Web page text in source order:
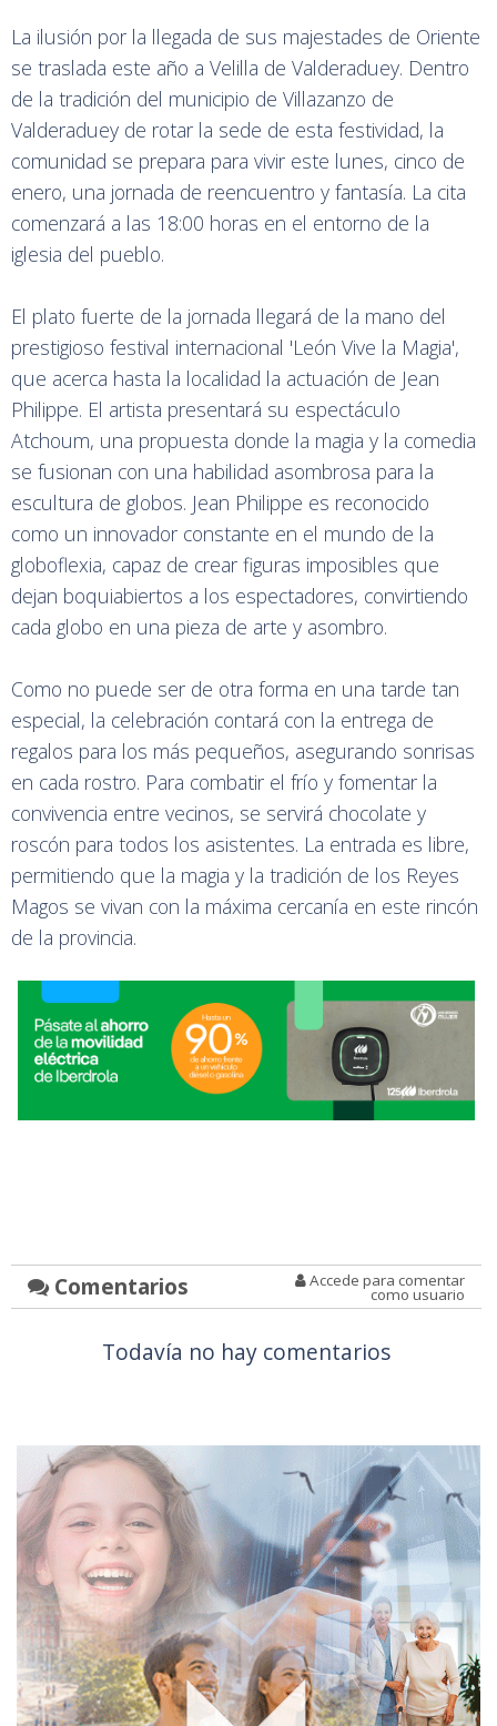
La ilusión por la llegada de sus majestades de Oriente
se traslada este año a Velilla de Valderaduey. Dentro
de la tradición del municipio de Villazanzo de
Valderaduey de rotar la sede de esta festividad, la
comunidad se prepara para vivir este lunes, cinco de
enero, una jornada de reencuentro y fantasía. La cita
comenzará a las 18:00 horas en el entorno de la
iglesia del pueblo.
El plato fuerte de la jornada llegará de la mano del
prestigioso festival internacional 'León Vive la Magia',
que acerca hasta la localidad la actuación de Jean
Philippe. El artista presentará su espectáculo
Atchoum, una propuesta donde la magia y la comedia
se fusionan con una habilidad asombrosa para la
escultura de globos. Jean Philippe es reconocido
como un innovador constante en el mundo de la
globoflexia, capaz de crear figuras imposibles que
dejan boquiabiertos a los espectadores, convirtiendo
cada globo en una pieza de arte y asombro.
Como no puede ser de otra forma en una tarde tan
especial, la celebración contará con la entrega de
regalos para los más pequeños, asegurando sonrisas
en cada rostro. Para combatir el frío y fomentar la
convivencia entre vecinos, se servirá chocolate y
roscón para todos los asistentes. La entrada es libre,
permitiendo que la magia y la tradición de los Reyes
Magos se vivan con la máxima cercanía en este rincón
de la provincia.
Comentarios Accede para comentar
como usuario
Todavía no hay comentarios